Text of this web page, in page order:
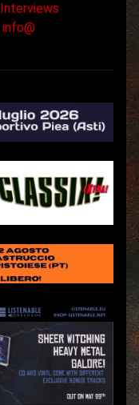
Interviews
info@